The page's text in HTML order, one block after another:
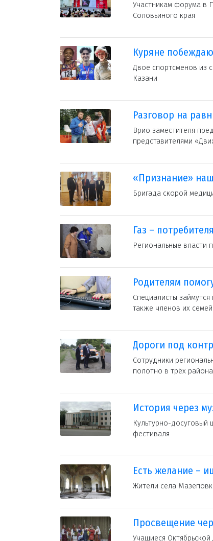
Участникам форума в
Соловьиного края
Куряне
Двое спортсменов из
Казани
Разговор на
Врио заместителя
представителями
«Признание»
Бригада скорой
Газ –
Региональные власти
Родителям
Специалисты
также членов их семей
Дороги под
Сотрудники
полотно в трёх
История через
Культурно-досуговый
фестиваля
Есть желание –
Жители села
Просвещение
Учащиеся